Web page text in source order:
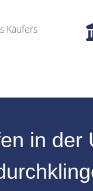
Käufers
in der